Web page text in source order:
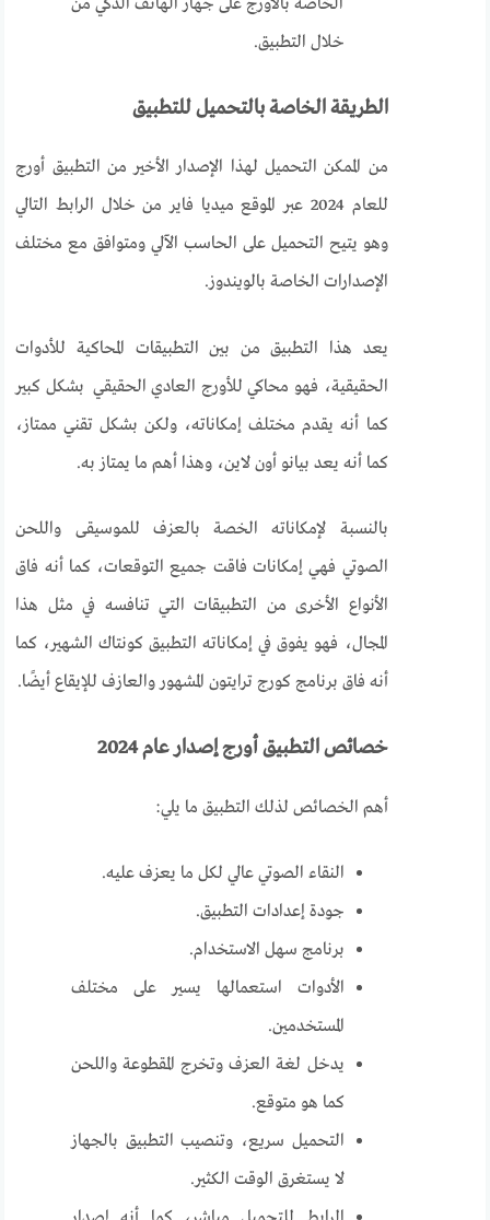
خلال التطبيق.
الطريقة الخاصة بالتحميل للتطبيق
من الممكن التحميل لهذا الإصدار الأخير من التطبيق أورج
للعام 2024 عبر الموقع ميديا فاير من خلال الرابط التالي
وهو يتيح التحميل على الحاسب الآلي ومتوافق مع مختلف
الإصدارات الخاصة بالويندوز.
يعد هذا التطبيق من بين التطبيقات المحاكية للأدوات
الحقيقية، فهو محاكي للأورج العادي الحقيقي بشكل كبير
كما أنه يقدم مختلف إمكاناته، ولكن بشكل تقني ممتاز،
كما أنه يعد بيانو أون لاين، وهذا أهم ما يمتاز به.
بالنسبة لإمكاناته الخصة بالعزف للموسيقى واللحن
الصوتي فهي إمكانات فاقت جميع التوقعات، كما أنه فاق
الأنواع الأخرى من التطبيقات التي تنافسه في مثل هذا
المجال، فهو يفوق في إمكاناته التطبيق كونتاك الشهير، كما
أنه فاق برنامج كورج ترايتون المشهور والعازف للإيقاع أيضًا.
خصائص التطبيق أورج إصدار عام 2024
أهم الخصائص لذلك التطبيق ما يلي:
النقاء الصوتي عالي لكل ما يعزف عليه.
جودة إعدادات التطبيق.
برنامج سهل الاستخدام.
الأدوات استعمالها يسير على مختلف
المستخدمين.
يدخل لغة العزف وتخرج المقطوعة واللحن
كما هو متوقع.
التحميل سريع، وتنصيب التطبيق بالجهاز
لا يستغرق الوقت الكثير.